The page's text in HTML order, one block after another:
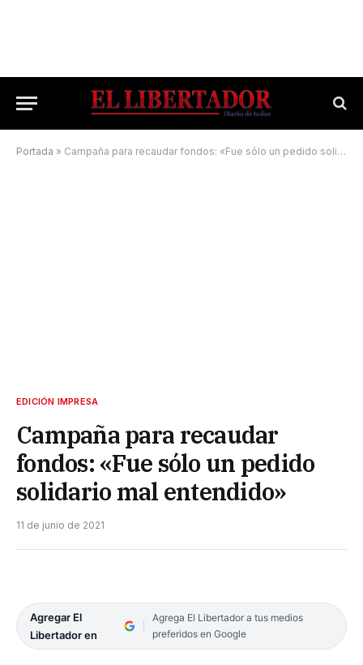
Portada » Campaña para recaudar fondos: «Fue sólo un pedido solidario mal entendido»
EDICIÓN IMPRESA
Campaña para recaudar
fondos: «Fue sólo un pedido
solidario mal entendido»
11 de junio de 2021
Agregar El
Libertador en
Agrega El Libertador a tus medios
preferidos en Google